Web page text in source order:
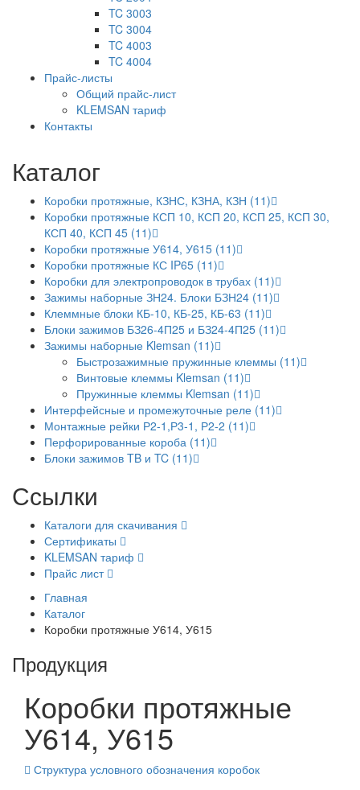
TC 3003
TC 3004
TC 4003
TC 4004
Прайс-листы
Общий прайс-лист
KLEMSAN тариф
Контакты
Каталог
Коробки протяжные, КЗНС, КЗНА, КЗН (11)
Коробки протяжные КСП 10, КСП 20, КСП 25, КСП 30,
КСП 40, КСП 45 (11)
Коробки протяжные У614, У615 (11)
Коробки протяжные КС IP65 (11)
Коробки для электропроводок в трубах (11)
Зажимы наборные ЗН24. Блоки БЗН24 (11)
Клеммные блоки КБ-10, КБ-25, КБ-63 (11)
Блоки зажимов БЗ26-4П25 и БЗ24-4П25 (11)
Зажимы наборные Klemsan (11)
Быстрозажимные пружинные клеммы (11)
Винтовые клеммы Klemsan (11)
Пружинные клеммы Klemsan (11)
Интерфейсные и промежуточные реле (11)
Монтажные рейки Р2-1,Р3-1, Р2-2 (11)
Перфорированные короба (11)
Блоки зажимов TB и TC (11)
Ссылки
Каталоги для скачивания
Сертификаты
KLEMSAN тариф
Прайс лист
Главная
Каталог
Коробки протяжные У614, У615
Продукция
Коробки протяжные
У614, У615
Структура условного обозначения коробок